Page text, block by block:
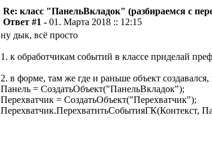
Re: класс "ПанельВкладок" (разбираемся с
Ответ #1 - 01. Марта 2018 :: 12:15
ну дык, всё просто
1. к обработчикам событий в классе приделай
2. в форме, там же где и раньше объект
Панель = СоздатьОбъект("ПанельВкладок");
Перехватчик = СоздатьОбъект("Перехватчик");
Перехватчик.ПерехватитьСобытияГК(Контекст,